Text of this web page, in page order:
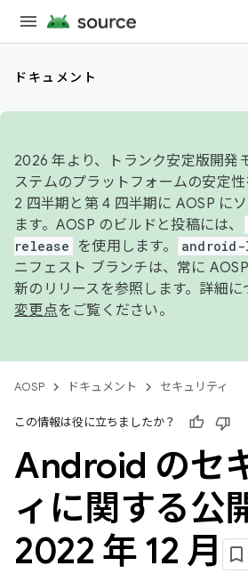
ドキュメント
2026 年より、トランク安定版開発
ステムのプラットフォームの安定
2 四半期と第 4 四半期に AOSP に
ます。AOSP のビルドと投稿には、
release
を使用します。
ニフェスト ブランチは、常に
新のリリースを参照します。詳細に
変更点をご覧ください。
AOSP ドキュメント セキュリティ
この情報は役に立ちましたか？
Android のセ
ィに関する公
2022 年 12 月